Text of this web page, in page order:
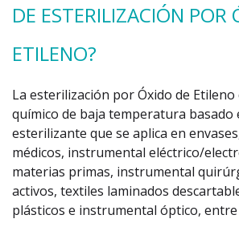
DE ESTERILIZACIÓN POR
ETILENO?
La esterilización por Óxido de
químico de baja temperatura basado
esterilizante que se aplica en
médicos, instrumental eléctrico/
materias primas, instrumental
activos, textiles laminados
plásticos e instrumental óptico,